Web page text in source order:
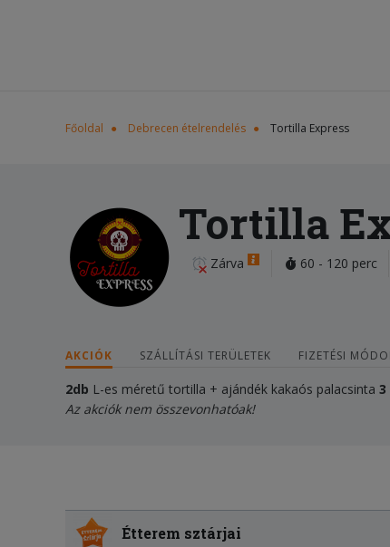
Főoldal Debrecen ételrendelés Tortilla Express
Tortilla
Zárva 60 - 120 perc
AKCIÓK SZÁLLÍTÁSI TERÜLETEK FIZETÉSI
2db L-es méretű tortilla + ajándék kakaós palacsinta 3
Az akciók nem összevonhatóak!
Étterem sztárjai